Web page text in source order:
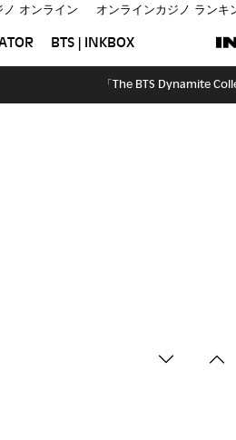
ノ オンライン オンラインカジノ ランキ
BTS | INKBOX
「The BTS Dynamite